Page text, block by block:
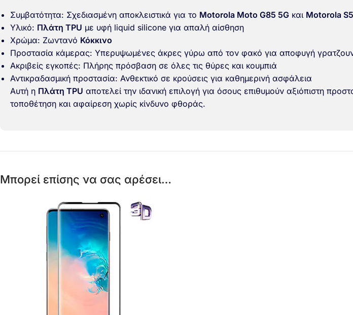
Συμβατότητα: Σχεδιασμένη αποκλειστικά για το Motorola Moto G85 5G και Motorola
Υλικό: Πλάτη TPU με υφή liquid silicone για απαλή αίσθηση
Χρώμα: Ζωντανό Κόκκινο
Προστασία κάμερας: Υπερυψωμένες άκρες γύρω από τον φακό για αποφυγή
Ακριβείς εγκοπές: Πλήρης πρόσβαση σε όλες τις θύρες και κουμπιά
Αντικραδασμική προστασία: Ανθεκτικό σε κρούσεις για καθημερινή ασφάλεια
Αυτή η Πλάτη TPU αποτελεί την ιδανική επιλογή για όσους επιθυμούν αξιόπιστη
τοποθέτηση και αφαίρεση χωρίς κίνδυνο φθοράς.
Μπορεί επίσης να σας αρέσει…